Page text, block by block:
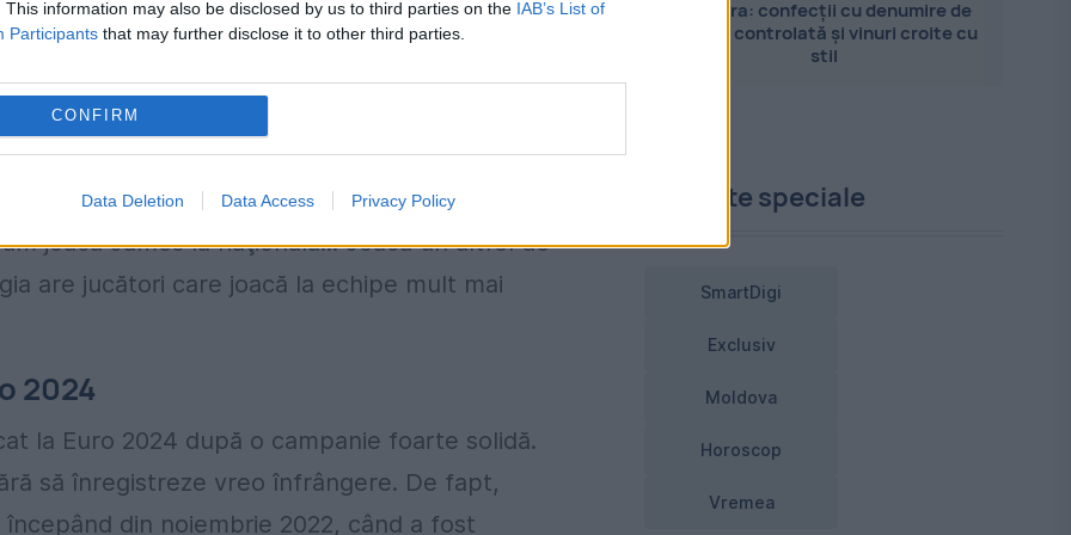
This information may also be disclosed by us to third parties on the IAB’s List of
Participants that may further disclose it to other third parties.
CONFIRM
Data Deletion Data Access Privacy Policy
este din altă categorie. Sunt meciuri
în viteza în care joacă această echipă a
club foarte mare. Columbienii nu joacă la
joacă James la naţională... Joacă un altfel de
are jucători care joacă la echipe mult mai
2024
la Euro 2024 după o campanie foarte solidă.
să înregistreze vreo înfrângere. De fapt,
din noiembrie 2022, când a fost
Pandora: confecții cu denumire de
origine controlată și vinuri croite cu
stil
Proiecte speciale
SmartDigi
Exclusiv
Moldova
Horoscop
Vremea